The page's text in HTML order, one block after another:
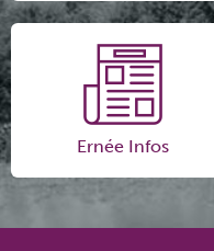
Ernée Infos